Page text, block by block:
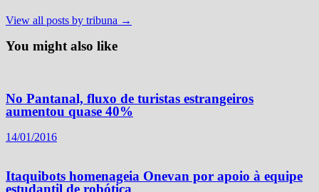
View all posts by tribuna →
You might also like
No Pantanal, fluxo de turistas estrangeiros
aumentou quase 40%
14/01/2016
Itaquibots homenageia Onevan por apoio à equipe
estudantil de robótica